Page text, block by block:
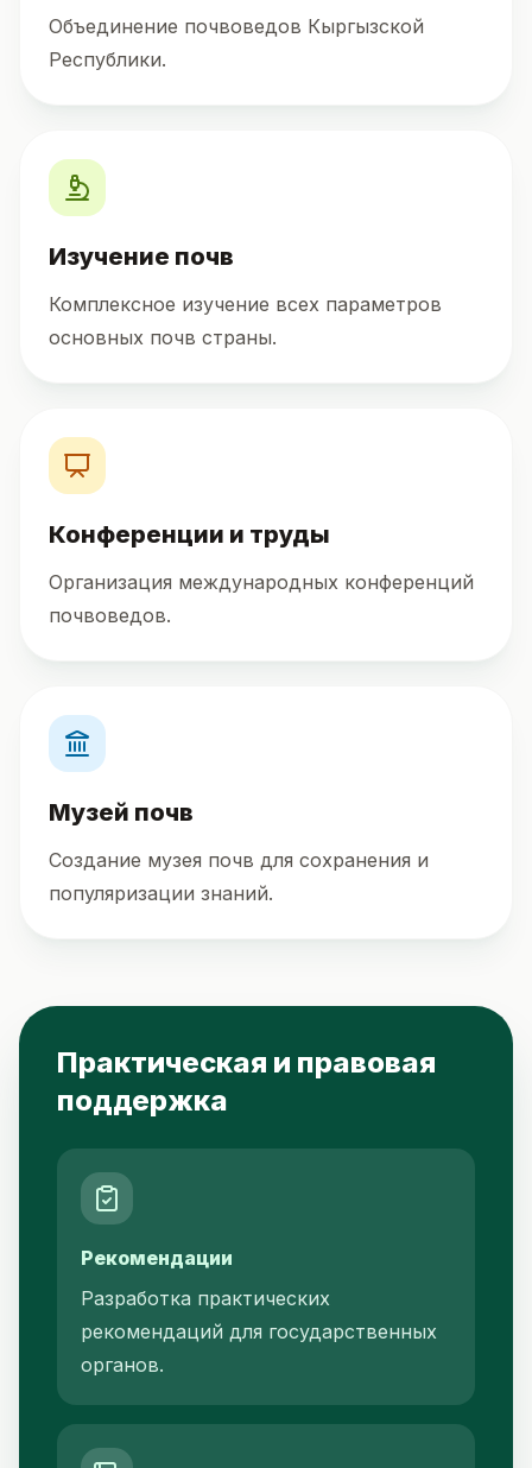
Объединение почвоведов Кыргызской
Республики.
Изучение почв
Комплексное изучение всех параметров
основных почв страны.
Конференции и труды
Организация международных конференций
почвоведов.
Музей почв
Создание музея почв для сохранения и
популяризации знаний.
Практическая и правовая
поддержка
Рекомендации
Разработка практических
рекомендаций для государственных
органов.